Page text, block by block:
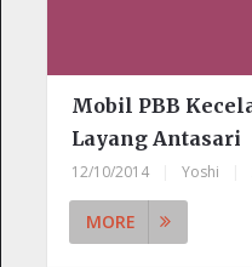
Mobil PBB
Layang Antasari
12/10/2014 Yoshi
MORE